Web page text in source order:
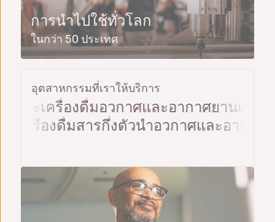
การนำไปใช้ทั่วโลก
ในกว่า 50 ประเทศ
อุตสาหกรรมที่เราให้บริการ
ละเครื่องดื่มอวกาศและอากาศยานเทคโ
ละเครื่องดื่มสารกึ่งตัวนำอวกาศและอากา